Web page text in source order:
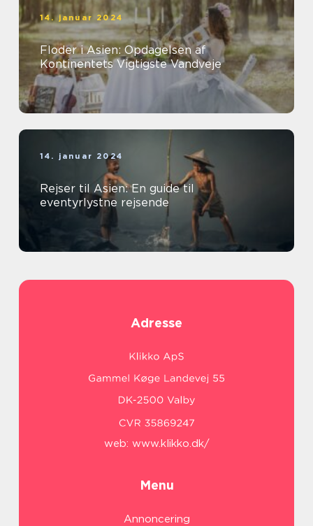
14. januar 2024
Floder i Asien: Opdagelsen af
Kontinentets Vigtigste Vandveje
14. januar 2024
Rejser til Asien: En guide til
eventyrlystne rejsende
Adresse
web: www.klikko.dk/
Menu
Annoncering